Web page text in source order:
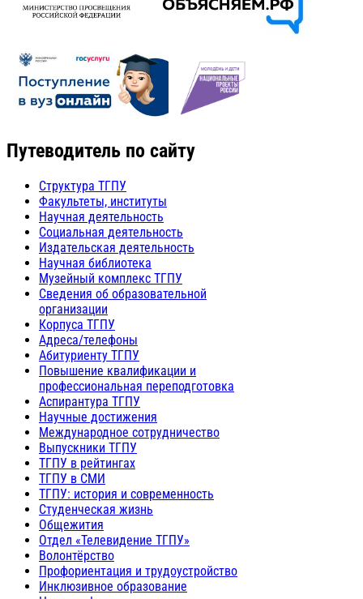
Путеводитель по сайту
Структура ТГПУ
Факультеты, институты
Научная деятельность
Социальная деятельность
Издательская деятельность
Научная библиотека
Музейный комплекс ТГПУ
Сведения об образовательной
организации
Корпуса ТГПУ
Адреса/телефоны
Абитуриенту ТГПУ
Повышение квалификации и
профессиональная переподготовка
Аспирантура ТГПУ
Научные достижения
Международное сотрудничество
Выпускники ТГПУ
ТГПУ в рейтингах
ТГПУ в СМИ
ТГПУ: история и современность
Студенческая жизнь
Общежития
Отдел «Телевидение ТГПУ»
Волонтёрство
Профориентация и трудоустройство
Инклюзивное образование